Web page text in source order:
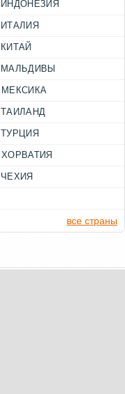
ИНДОНЕЗИЯ
ИТАЛИЯ
КИТАЙ
МАЛЬДИВЫ
МЕКСИКА
ТАИЛАНД
ТУРЦИЯ
ХОРВАТИЯ
ЧЕХИЯ
все страны